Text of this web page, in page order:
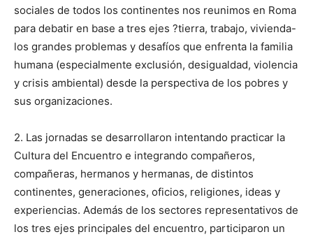
sociales de todos los continentes nos reunimos en Roma
para debatir en base a tres ejes ?tierra, trabajo, vivienda-
los grandes problemas y desafíos que enfrenta la familia
humana (especialmente exclusión, desigualdad, violencia
y crisis ambiental) desde la perspectiva de los pobres y
sus organizaciones.
2. Las jornadas se desarrollaron intentando practicar la
Cultura del Encuentro e integrando compañeros,
compañeras, hermanos y hermanas, de distintos
continentes, generaciones, oficios, religiones, ideas y
experiencias. Además de los sectores representativos de
los tres ejes principales del encuentro, participaron un